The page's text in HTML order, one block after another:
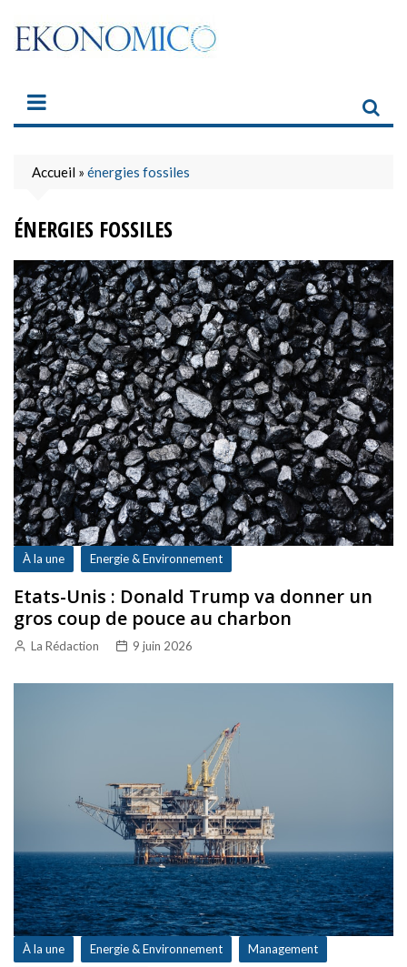
content
Accueil » énergies fossiles
ÉNERGIES FOSSILES
À la une Energie & Environnement
Etats-Unis : Donald Trump va donner un
gros coup de pouce au charbon
La Rédaction 9 juin 2026
À la une Energie & Environnement Management